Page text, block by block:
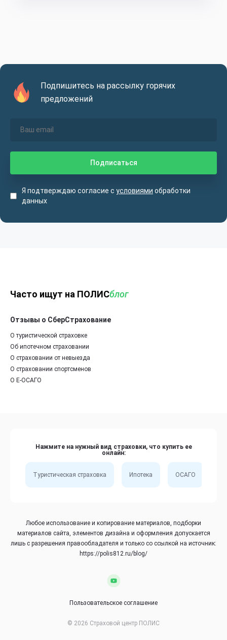
Подпишитесь на рассылку горячих
предложений
Я подтверждаю согласие с условиями обработки
данных
Часто ищут на ПОЛИСблог
Отзывы о СберСтрахование
О туристической страховке
Об ипотечном страховании
О страховании от невыезда
О страховании спортсменов
О Е-ОСАГО
Нажмите на нужный вид страховки, что купить ее
онлайн:
Туристическая страховка Ипотека ОСАГО
Любое использование и копирование материалов, подборки
материалов сайта, элементов дизайна и оформления допускается
лишь с разрешения правообладателя и только со ссылкой на источник:
https://polis812.ru/blog/
Пользовательское соглашение
© 2026 Страховой центр ПОЛИС